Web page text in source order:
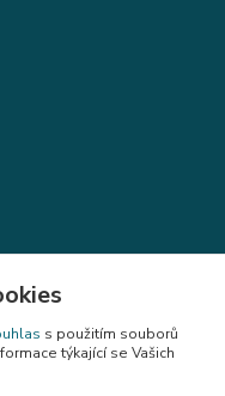
s použitím souborů
týkající se Vašich